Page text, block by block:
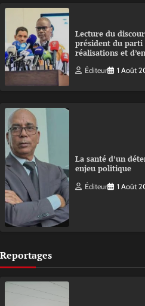
Lecture du
président du parti
réalisations et
Éditeur 1 Août
La santé d’un
enjeu politique
Éditeur 1 Août
Reportages